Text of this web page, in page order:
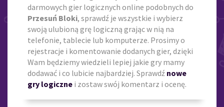
darmowych gier logicznych online podobnych do
Przesuń Bloki, sprawdź je wszystkie i wybierz
swoją ulubioną grę logiczną grając w nią na
telefonie, tablecie lub komputerze. Prosimy o
rejestracje i komentowanie dodanych gier, dzięki
Wam będziemy wiedzieli lepiej jakie gry mamy
dodawać i co lubicie najbardziej. Sprawdź nowe
gry logiczne i zostaw swój komentarz i ocenę.